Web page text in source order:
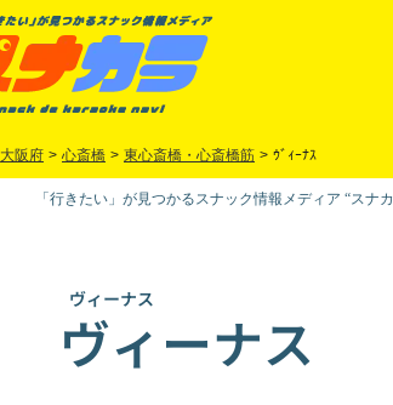
大阪府 > 心斎橋 > 東心斎橋・心斎橋筋 > ｳﾞｨｰﾅｽ
「行きたい」が見つかるスナック情報メディア “スナ
ヴィーナス
ヴィーナス